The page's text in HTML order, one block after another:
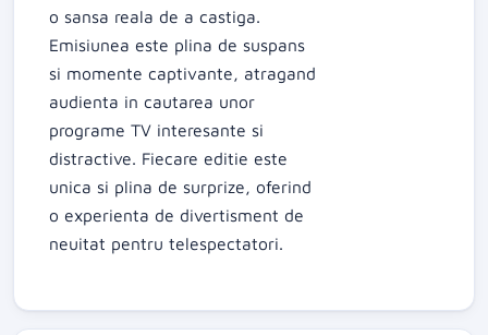
o sansa reala de a castiga.
Emisiunea este plina de suspans
si momente captivante, atragand
audienta in cautarea unor
programe TV interesante si
distractive. Fiecare editie este
unica si plina de surprize, oferind
o experienta de divertisment de
neuitat pentru telespectatori.